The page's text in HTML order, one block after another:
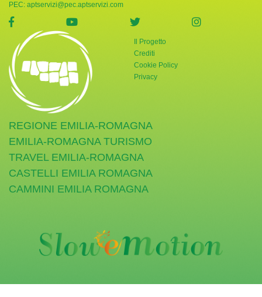
PEC: aptservizi@pec.aptservizi.com
visita la pagina Facebook di Giornata Verde
visita la pagina YouTube di Giornata
visita la pagina Twitter di
visita la
Il Progetto
Crediti
Cookie Policy
Privacy
REGIONE EMILIA-ROMAGNA
EMILIA-ROMAGNA TURISMO
TRAVEL EMILIA-ROMAGNA
CASTELLI EMILIA ROMAGNA
CAMMINI EMILIA ROMAGNA